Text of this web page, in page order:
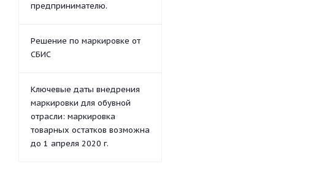
предпринимателю.
Решение по маркировке от
СБИС
Ключевые даты внедрения
маркировки для обувной
отрасли: маркировка
товарных остатков возможна
до 1 апреля 2020 г.